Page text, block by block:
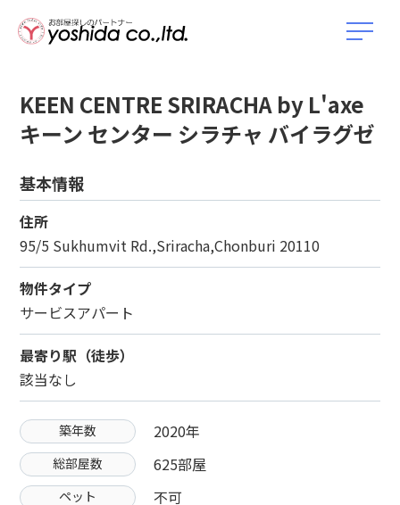
KEEN CENTRE SRIRACHA by L'axe
キーン センター シラチャ バイラグゼ
基本情報
住所
95/5 Sukhumvit Rd.,Sriracha,Chonburi 20110
物件タイプ
サービスアパート
最寄り駅（徒歩）
該当なし
築年数 2020年
総部屋数 625部屋
ペット 不可